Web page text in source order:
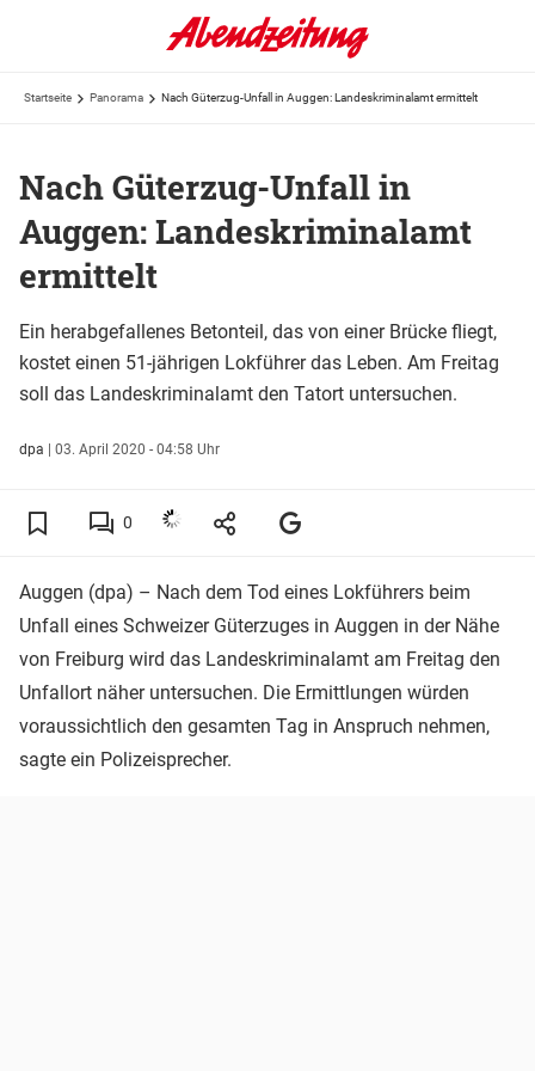
Startseite Panorama Nach Güterzug-Unfall in Auggen: Landeskriminalamt ermittelt
Nach Güterzug-Unfall in
Auggen: Landeskriminalamt
ermittelt
Ein herabgefallenes Betonteil, das von einer Brücke fliegt,
kostet einen 51-jährigen Lokführer das Leben. Am Freitag
soll das Landeskriminalamt den Tatort untersuchen.
dpa | 03. April 2020 - 04:58 Uhr
0
Auggen (dpa) – Nach dem Tod eines Lokführers beim
Unfall eines Schweizer Güterzuges in Auggen in der Nähe
von Freiburg wird das Landeskriminalamt am Freitag den
Unfallort näher untersuchen. Die Ermittlungen würden
voraussichtlich den gesamten Tag in Anspruch nehmen,
sagte ein Polizeisprecher.